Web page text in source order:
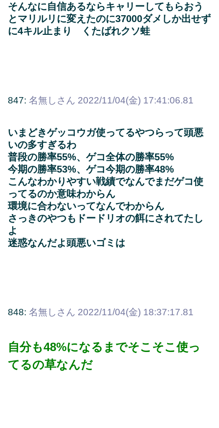
そんなに自信あるならキャリーしてもらおう
とマリルリに変えたのに37000ダメしか出せず
に4キル止まり くたばれクソ蛙
847: 名無しさん 2022/11/04(金) 17:41:06.81
いまどきゲッコウガ使ってるやつらって頭悪
いの多すぎるわ
普段の勝率55%、ゲコ全体の勝率55%
今期の勝率53%、ゲコ今期の勝率48%
こんなわかりやすい戦績でなんでまだゲコ使
ってるのか意味わからん
環境に合わないってなんでわからん
さっきのやつもドードリオの餌にされてたし
よ
迷惑なんだよ頭悪いゴミは
848: 名無しさん 2022/11/04(金) 18:37:17.81
自分も48%になるまでそこそこ使っ
てるの草なんだ